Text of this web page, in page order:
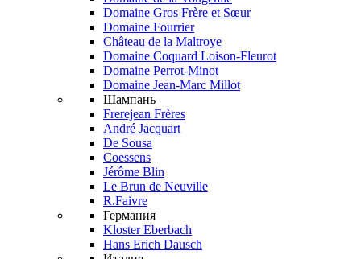
Domaine Gros Frère et Sœur
Domaine Fourrier
Château de la Maltroye
Domaine Coquard Loison-Fleurot
Domaine Perrot-Minot
Domaine Jean-Marc Millot
Шампань
Frerejean Frères
André Jacquart
De Sousa
Coessens
Jérôme Blin
Le Brun de Neuville
R.Faivre
Германия
Kloster Eberbach
Hans Erich Dausch